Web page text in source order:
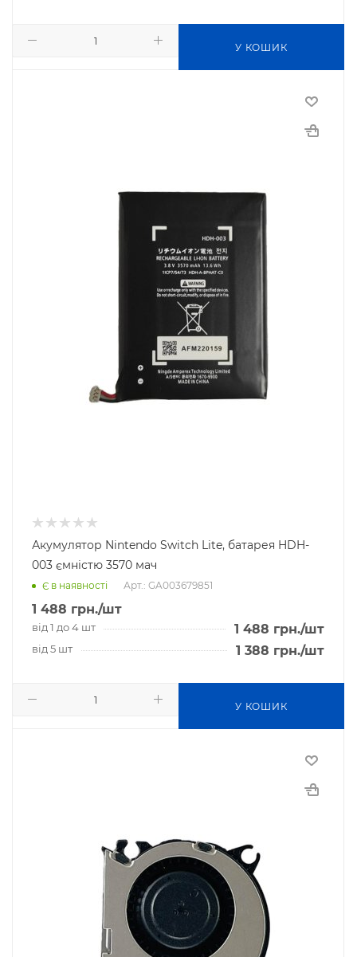
У КОШИК
Акумулятор Nintendo Switch Lite, батарея HDH-
003 ємністю 3570 мач
Є в наявності Арт.: GA003679851
1 488 грн./шт
від 1 до 4 шт 1 488 грн./шт
від 5 шт 1 388 грн./шт
У КОШИК